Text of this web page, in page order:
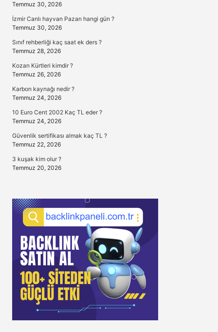
Temmuz 30, 2026
İzmir Canlı hayvan Pazarı hangi gün ?
Temmuz 30, 2026
Sınıf rehberliği kaç saat ek ders ?
Temmuz 28, 2026
Kozan Kürtleri kimdir ?
Temmuz 26, 2026
Karbon kaynağı nedir ?
Temmuz 24, 2026
10 Euro Cent 2002 Kaç TL eder ?
Temmuz 24, 2026
Güvenlik sertifikası almak kaç TL ?
Temmuz 22, 2026
3 kuşak kim olur ?
Temmuz 20, 2026